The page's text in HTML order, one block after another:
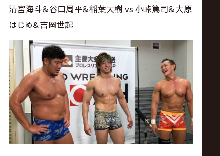
清宮海斗＆谷口周平＆稲葉大樹 vs 小峠篤司＆大原
はじめ＆吉岡世起